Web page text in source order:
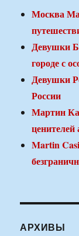
Москва
Девушки
городе с
Девушки
России
Мартин
ценителей
Martin
АРХИВЫ